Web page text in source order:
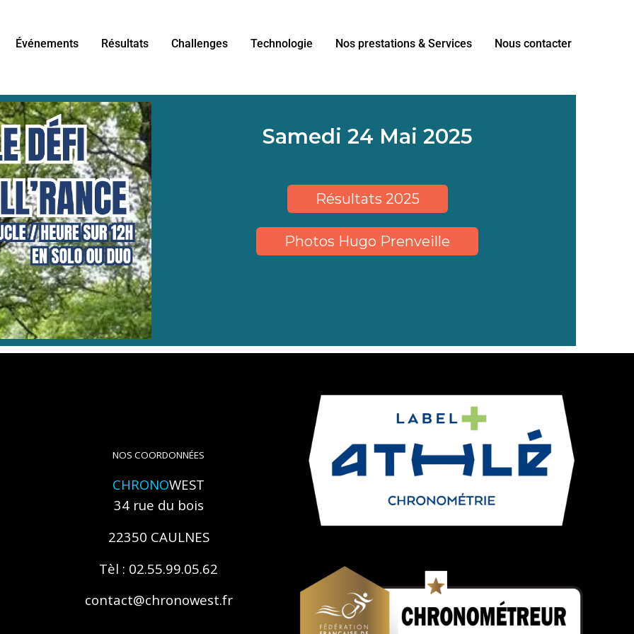
Événements Résultats Challenges Technologie Nos prestations & Services Nous contacter
Samedi 24 Mai 2025
Résultats 2025
Photos Hugo Prenveille
NOS COORDONNÉES
CHRONOWEST
34 rue du bois
22350 CAULNES
Tèl : 02.55.99.05.62
contact@chronowest.fr